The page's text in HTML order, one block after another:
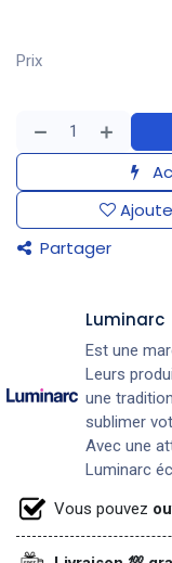
Partager
Prix
Luminarc
Est une
Leurs
une
sublimer
Avec une
Luminarc
Vous pouvez